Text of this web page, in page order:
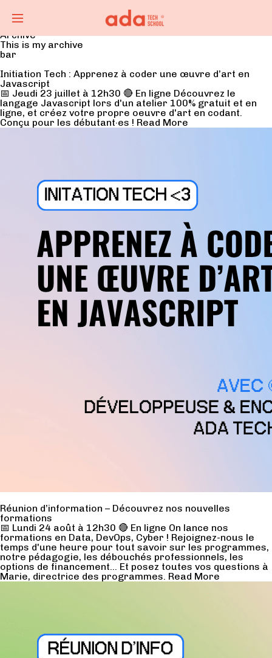
Archive
This is my archive
bar
Initiation Tech : Apprenez à coder une œuvre d’art en
Javascript
📅 Jeudi 23 juillet à 12h30 🔴 En ligne Découvrez le
langage Javascript lors d'un atelier 100% gratuit et en
ligne, et créez votre propre oeuvre d'art en codant.
Conçu pour les débutant·es ! Read More
Réunion d’information – Découvrez nos nouvelles
formations
📅 Lundi 24 août à 12h30 🔴 En ligne On lance nos
formations en Data, DevOps, Cyber ! Rejoignez-nous le
temps d'une heure pour tout savoir sur les programmes,
notre pédagogie, les débouchés professionnels, les
options de financement... Et posez toutes vos questions à
Marie, directrice des programmes. Read More